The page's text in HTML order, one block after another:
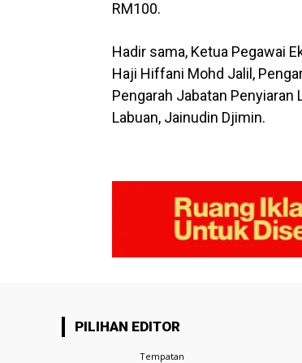
RM100.
Hadir sama, Ketua Pegawai
Haji Hiffani Mohd Jalil,
Pengarah Jabatan Penyiaran
Labuan, Jainudin Djimin.
PILIHAN EDITOR
Tempatan